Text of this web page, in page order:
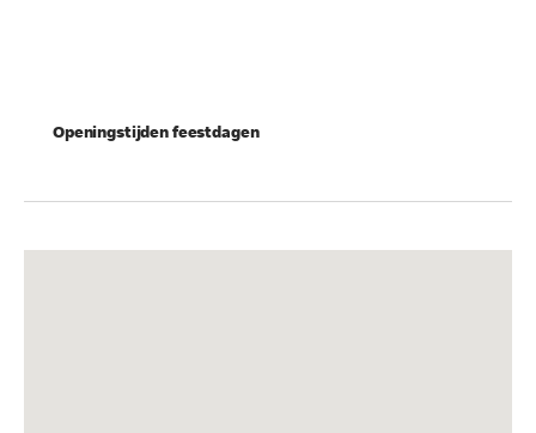
Openingstijden feestdagen